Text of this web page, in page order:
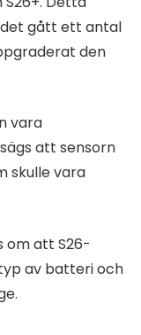
gått ett antal
den
vara
att sensorn
skulle vara
om att S26-
av batteri och